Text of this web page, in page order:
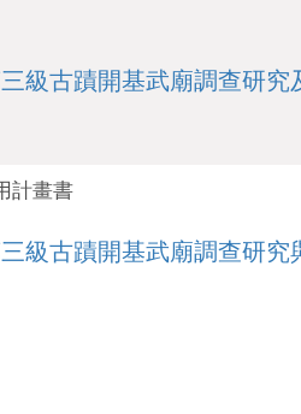
級古蹟開基武廟調查研究
計畫書
級古蹟開基武廟調查研究